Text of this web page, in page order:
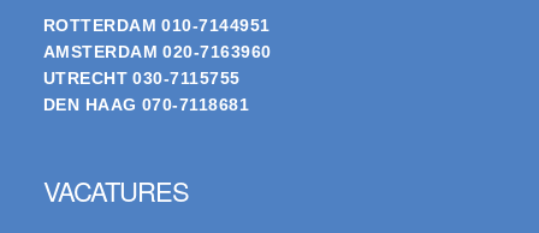
ROTTERDAM 010-7144951
AMSTERDAM 020-7163960
UTRECHT 030-7115755
DEN HAAG 070-7118681
VACATURES